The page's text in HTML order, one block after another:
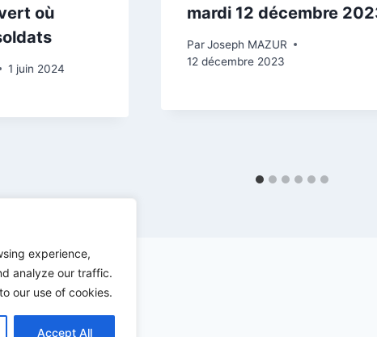
experience,
analyze our traffic.
our use of cookies.
Accept All
où
1 juin 2024
mardi 12 décembre
Par Joseph MAZUR
12 décembre 2023